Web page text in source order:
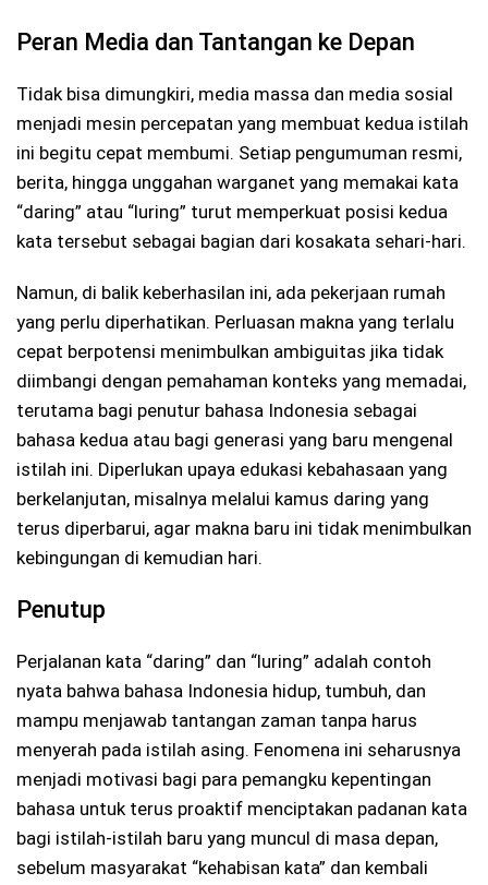
Peran Media dan Tantangan ke Depan
Tidak bisa dimungkiri, media massa dan media sosial
menjadi mesin percepatan yang membuat kedua istilah
ini begitu cepat membumi. Setiap pengumuman resmi,
berita, hingga unggahan warganet yang memakai kata
“daring” atau “luring” turut memperkuat posisi kedua
kata tersebut sebagai bagian dari kosakata sehari-hari.
Namun, di balik keberhasilan ini, ada pekerjaan rumah
yang perlu diperhatikan. Perluasan makna yang terlalu
cepat berpotensi menimbulkan ambiguitas jika tidak
diimbangi dengan pemahaman konteks yang memadai,
terutama bagi penutur bahasa Indonesia sebagai
bahasa kedua atau bagi generasi yang baru mengenal
istilah ini. Diperlukan upaya edukasi kebahasaan yang
berkelanjutan, misalnya melalui kamus daring yang
terus diperbarui, agar makna baru ini tidak menimbulkan
kebingungan di kemudian hari.
Penutup
Perjalanan kata “daring” dan “luring” adalah contoh
nyata bahwa bahasa Indonesia hidup, tumbuh, dan
mampu menjawab tantangan zaman tanpa harus
menyerah pada istilah asing. Fenomena ini seharusnya
menjadi motivasi bagi para pemangku kepentingan
bahasa untuk terus proaktif menciptakan padanan kata
bagi istilah-istilah baru yang muncul di masa depan,
sebelum masyarakat “kehabisan kata” dan kembali